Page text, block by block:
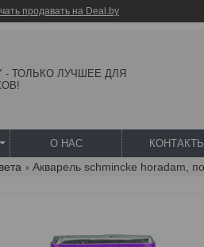
продавать на Deal.by
- ТОЛЬКО ЛУЧШЕЕ ДЛЯ
О НАС КОНТАКТЫ